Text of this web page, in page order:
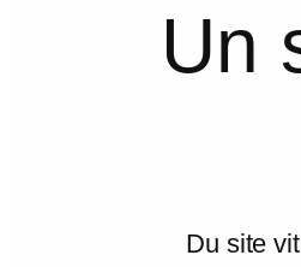
Un
Du site